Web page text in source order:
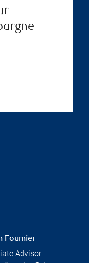
Fournier
Advisor